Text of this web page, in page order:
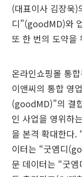
(대표이사 김장욱)
디”(goodMD)와
또 한 번의 도약을
온라인쇼핑몰 통
이앤씨의 통합 영
(goodMD)”의 결
인 사업을 영위하
을 본격 확대한다.
이터는 “굿엠디
문 데이터는 “굿